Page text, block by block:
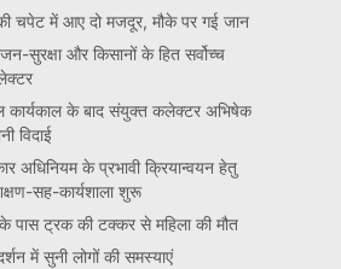
चपेट में आए दो मजदूर, मौके पर गई जान
सुरक्षा और किसानों के हित सर्वोच्च
के बाद संयुक्त कलेक्टर अभिषेक
विदाई
अधिनियम के प्रभावी क्रियान्वयन हेतु
सह-कार्यशाला शुरू
पास ट्रक की टक्कर से महिला की मौत
में सुनी लोगों की समस्याएं